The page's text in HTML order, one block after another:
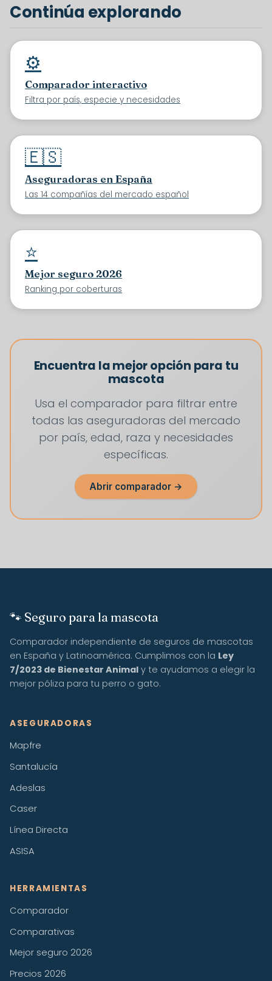
Continúa explorando
⚙️
Comparador interactivo
Filtra por país, especie y necesidades
🇪🇸
Aseguradoras en España
Las 14 compañías del mercado español
⭐
Mejor seguro 2026
Ranking por coberturas
Encuentra la mejor opción para tu
mascota
Usa el comparador para filtrar entre
todas las aseguradoras del mercado
por país, edad, raza y necesidades
específicas.
Abrir comparador →
🐾 Seguro para la mascota
Comparador independiente de seguros de mascotas
en España y Latinoamérica. Cumplimos con la Ley
7/2023 de Bienestar Animal y te ayudamos a elegir la
mejor póliza para tu perro o gato.
ASEGURADORAS
Mapfre
Santalucía
Adeslas
Caser
Línea Directa
ASISA
HERRAMIENTAS
Comparador
Comparativas
Mejor seguro 2026
Precios 2026